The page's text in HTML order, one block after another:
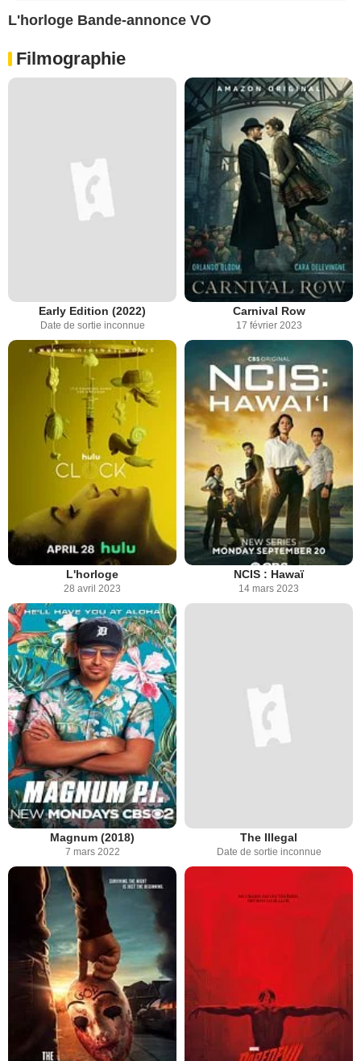
L'horloge Bande-annonce VO
Filmographie
Early Edition (2022)
Date de sortie inconnue
Carnival Row
17 février 2023
L'horloge
28 avril 2023
NCIS : Hawaï
14 mars 2023
Magnum (2018)
7 mars 2022
The Illegal
Date de sortie inconnue